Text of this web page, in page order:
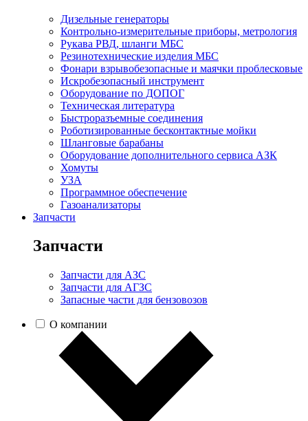
Дизельные генераторы
Контрольно-измерительные приборы, метрология
Рукава РВД, шланги МБС
Резинотехнические изделия МБС
Фонари взрывобезопасные и маячки проблесковые
Искробезопасный инструмент
Оборудование по ДОПОГ
Техническая литература
Быстроразъемные соединения
Роботизированные бесконтактные мойки
Шланговые барабаны
Оборудование дополнительного сервиса АЗК
Хомуты
УЗА
Программное обеспечение
Газоанализаторы
Запчасти
Запчасти
Запчасти для АЗС
Запчасти для АГЗС
Запасные части для бензовозов
О компании